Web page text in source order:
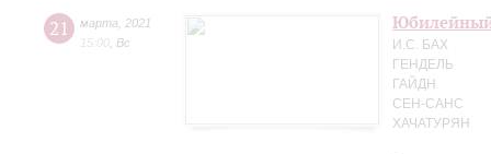
21 марта
2021
15:00 Вс
Юбилейный
И.С. БАХ
ГЕНДЕЛЬ
ГАЙДН
СЕН-САНС
ХАЧАТУРЯН